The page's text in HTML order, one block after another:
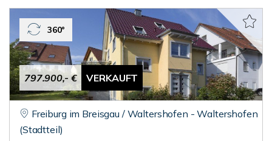
797.900,- € VERKAUFT
360°
Freiburg im Breisgau / Waltershofen - Waltershofen
(Stadtteil)